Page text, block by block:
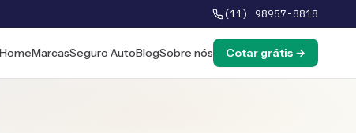
(11) 98957-8818
HomeMarcasSeguro AutoBlogSobre nós Cotar grátis →